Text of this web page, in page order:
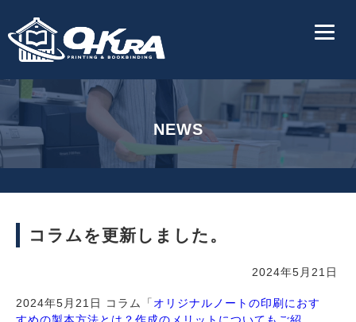
NEWS
コラムを更新しました。
2024年5月21日
2024年5月21日 コラム「 オリジナルノートの印刷におす
すめの製本方法とは？作成のメリットについてもご紹